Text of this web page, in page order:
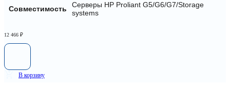
Совместимость
Серверы HP Proliant G5/G6/G7/Storage
systems
12 466 ₽
В корзину